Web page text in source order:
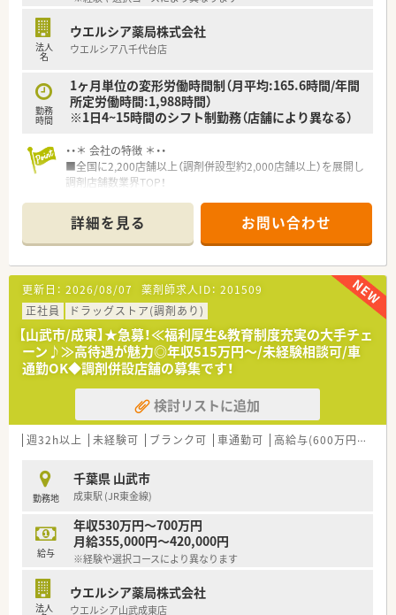
法人
名
ウエルシア薬局株式会社
ウエルシア八千代台店
勤務
時間
1ヶ月単位の変形労働時間制（月平均:165.6時間/年間
所定労働時間:1,988時間）
※1日4~15時間のシフト制勤務（店舗により異なる）
・・＊ 会社の特徴 ＊・・
■全国に2,200店舗以上（調剤併設型約2,000店舗以上）を展開し
調剤店舗数業界TOP！
頑張り次第で高給与も可能！
■経験や勤務コースによりますが、経験の少ない方でも500万前
半スタートと業界TOP水準！
■職種や職域に合わせ、豊富な社内研修や外部組織と連携した研
修を用意されています
■薬剤師が中心の会社だからこそ活躍できるキャリアパスが多
種多様に用意されています。
■店舗拡大に伴い、エリアマネジャーや営業部長等のマネジメン
トのポジションも増えます。
■在宅や教育等の専門性を活かせるスペシャリストを目指すこ
とも可能です。
■その他にも、管理部門や商品部門等の本社スタッフなど活動領
域は多種多様です。
■在宅実施店舗は年々増加しており、在宅医療へもしっかりと関
わる事ができます。
時短勤務ができるよう変更予定です。
■年間休日が120日とワークライフバランスが整っています
■日用品から常備薬まで、従業員割引制度など嬉しいメリットも
たくさんあります！
詳細を見る お問い合わせ
更新日： 2026/08/07 薬剤師求人ID： 201509
正社員
ドラッグストア(調剤あり)
【山武市/成東】★急募！≪福利厚生&教育制度充実の大手チェ
ーン♪≫高待遇が魅力◎年収515万円～/未経験相談可/車
通勤OK◆調剤併設店舗の募集です！
検討リストに追加
週32h以上 未経験可 ブランク可 車通勤可 高給与(600万円以上)
勤務地
千葉県 山武市
成東駅 (JR東金線)
給与
年収530万円～700万円
月給355,000円～420,000円
※経験や選択コースにより異なります
法人
ウエルシア薬局株式会社
ウエルシア山武成東店